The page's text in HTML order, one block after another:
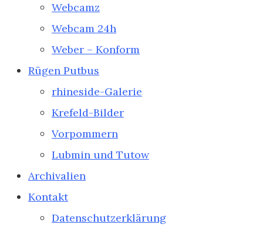
Webcamz
Webcam 24h
Weber – Konform
Rügen Putbus
rhineside-Galerie
Krefeld-Bilder
Vorpommern
Lubmin und Tutow
Archivalien
Kontakt
Datenschutzerklärung